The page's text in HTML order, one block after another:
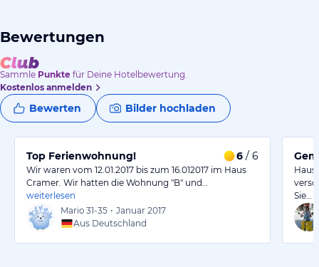
Bewertungen
Sammle Punkte für Deine Hotelbewertung.
Kostenlos anmelden
Bewerten Bilder hochladen
Top Ferienwohnung! 6 / 6
Wir waren vom 12.01.2017 bis zum 16.012017 im Haus
Cramer. Wir hatten die Wohnung "B" und…
weiterlesen
Mario 31-35 • Januar 2017
Aus Deutschland
Sie…